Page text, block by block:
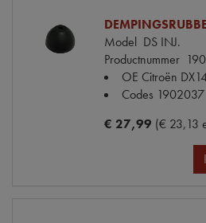
Model DS INJ.
Productnummer
OE Citroën
Codes 1902037
€ 27,99 (€ 23,13